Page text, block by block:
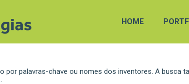
HOME
por palavras-chave ou nomes dos inventores. A busca